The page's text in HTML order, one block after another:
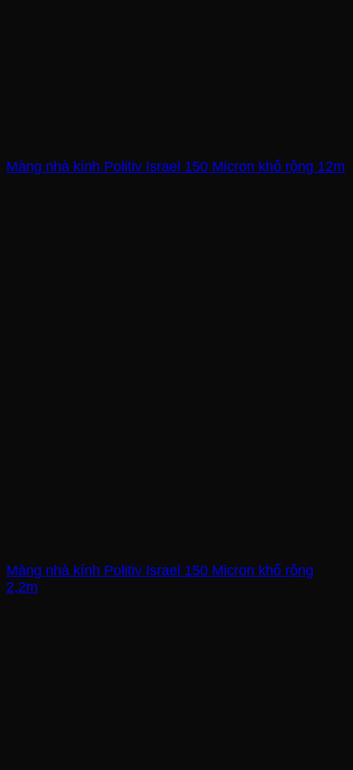
Màng nhà kính Politiv Israel 150 Micron khổ rộng 12m
Màng nhà kính Politiv Israel 150 Micron khổ rộng
2,2m